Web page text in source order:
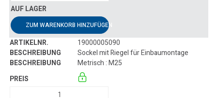
ZUM WARENKORB HINZUFÜGEN
19000005090
Sockel mit Riegel für Einbaumontage
Metrisch : M25